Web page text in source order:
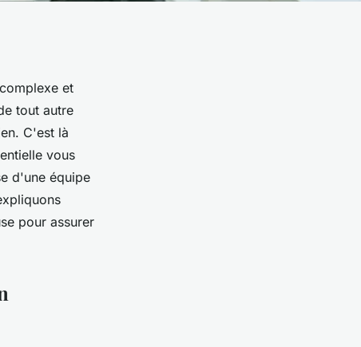
et
tout autre
C'est là
vous
d'une équipe
pour assurer